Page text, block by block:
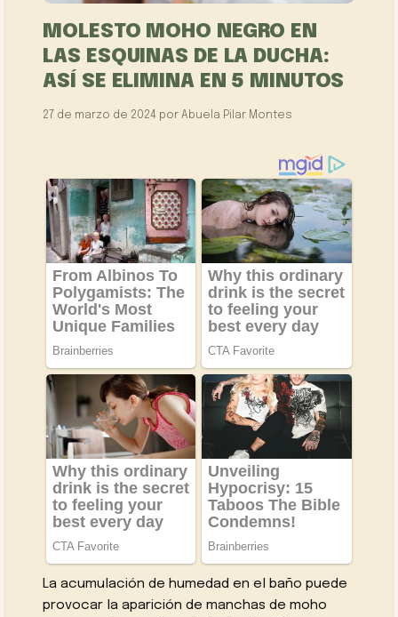
MOLESTO MOHO NEGRO EN
LAS ESQUINAS DE LA DUCHA:
ASÍ SE ELIMINA EN 5 MINUTOS
27 de marzo de 2024 porAbuela Pilar Montes
La acumulación de humedad en el baño puede
provocar la aparición de manchas de moho